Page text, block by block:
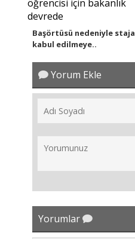
Başörtüsü nedeniyle staja
kabul edilmeye..
Yorum Ekle
Yorumlar